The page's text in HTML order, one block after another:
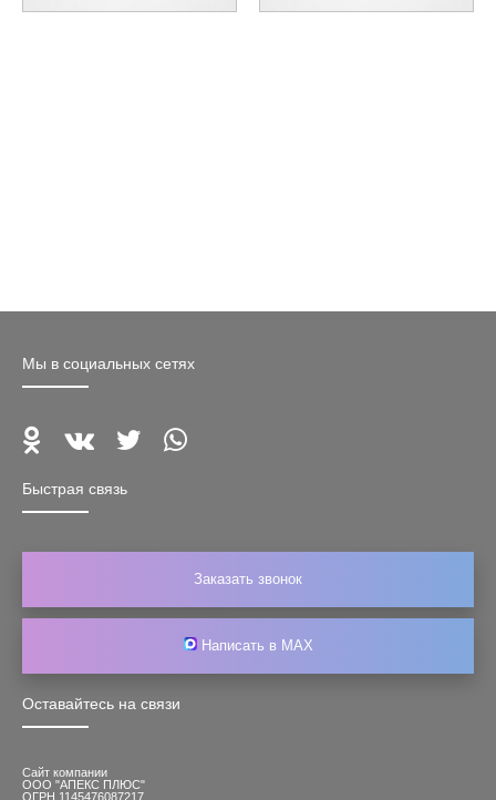
Оставайтесь на связи
Сайт компании
ООО "АПЕКС ПЛЮС"
ОГРН 1145476087217
Мы в социальных сетях
Быстрая связь
Заказать звонок
Написать в MAX